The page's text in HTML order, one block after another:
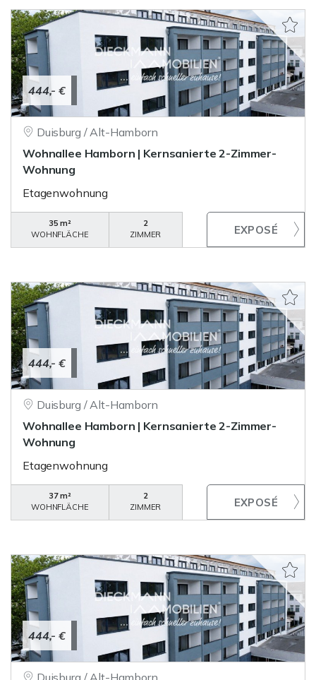
444,- €
Duisburg / Alt-Hamborn
Wohnallee Hamborn | Kernsanierte 2-Zimmer-
Wohnung
Etagenwohnung
35 m²
WOHNFLÄCHE
2
ZIMMER
444,- €
Duisburg / Alt-Hamborn
Wohnallee Hamborn | Kernsanierte 2-Zimmer-
Wohnung
Etagenwohnung
37 m²
WOHNFLÄCHE
2
ZIMMER
444,- €
Duisburg / Alt-Hamborn